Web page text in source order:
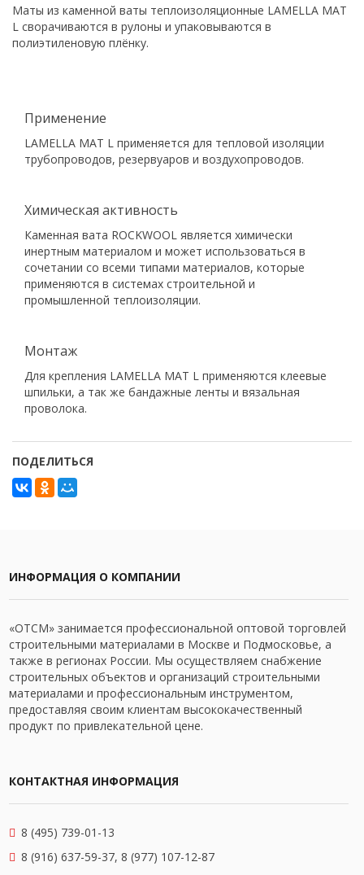
Маты из каменной ваты теплоизоляционные LAMELLA MAT
L сворачиваются в рулоны и упаковываются в
полиэтиленовую плёнку.
Применение
LAMELLA MAT L применяется для тепловой изоляции
трубопроводов, резервуаров и воздухопроводов.
Химическая активность
Каменная вата ROCKWOOL является химически
инертным материалом и может использоваться в
сочетании со всеми типами материалов, которые
применяются в системах строительной и
промышленной теплоизоляции.
Монтаж
Для крепления LAMELLA MAT L применяются клеевые
шпильки, а так же бандажные ленты и вязальная
проволока.
ПОДЕЛИТЬСЯ
ИНФОРМАЦИЯ О КОМПАНИИ
«ОТСМ» занимается профессиональной оптовой торговлей
строительными материалами в Москве и Подмосковье, а
также в регионах России. Мы осуществляем снабжение
строительных объектов и организаций строительными
материалами и профессиональным инструментом,
предоставляя своим клиентам высококачественный
продукт по привлекательной цене.
КОНТАКТНАЯ ИНФОРМАЦИЯ
8 (495) 739-01-13
8 (916) 637-59-37, 8 (977) 107-12-87